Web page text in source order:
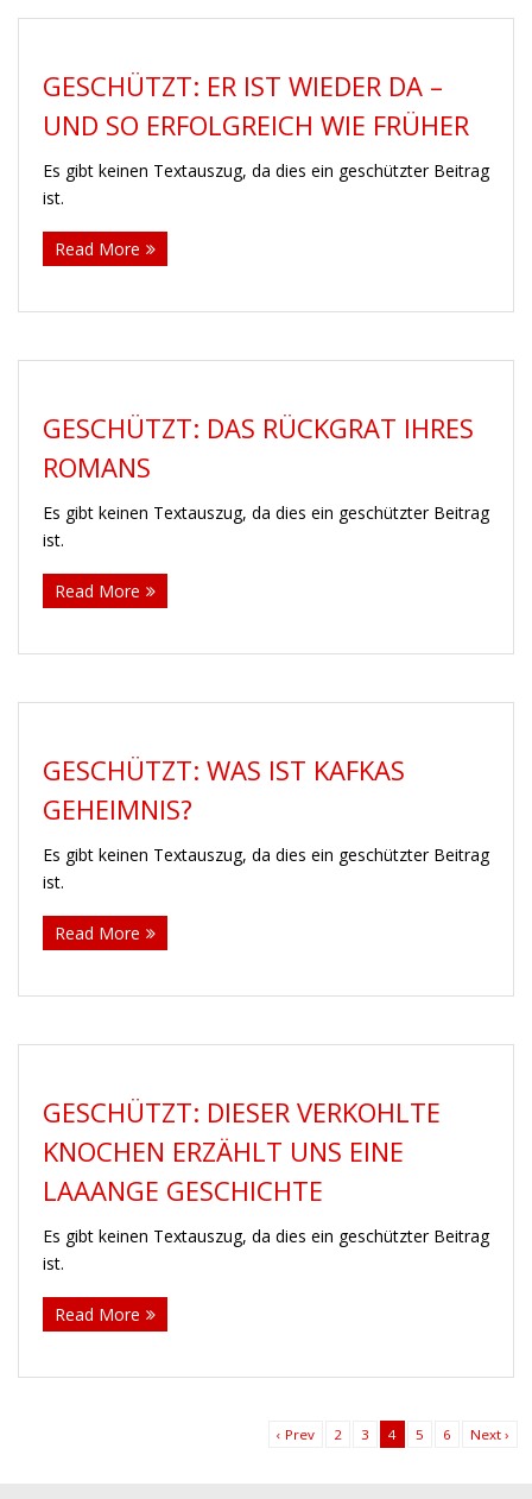
GESCHÜTZT: ER IST WIEDER DA –
UND SO ERFOLGREICH WIE FRÜHER
Es gibt keinen Textauszug, da dies ein geschützter Beitrag
ist.
Read More
GESCHÜTZT: DAS RÜCKGRAT IHRES
ROMANS
Es gibt keinen Textauszug, da dies ein geschützter Beitrag
ist.
Read More
GESCHÜTZT: WAS IST KAFKAS
GEHEIMNIS?
Es gibt keinen Textauszug, da dies ein geschützter Beitrag
ist.
Read More
GESCHÜTZT: DIESER VERKOHLTE
KNOCHEN ERZÄHLT UNS EINE
LAAANGE GESCHICHTE
Es gibt keinen Textauszug, da dies ein geschützter Beitrag
ist.
Read More
‹ Prev 2 3 4 5 6 Next ›